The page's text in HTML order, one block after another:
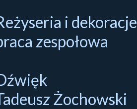
i dekoracje
zespołowa
Żochowski